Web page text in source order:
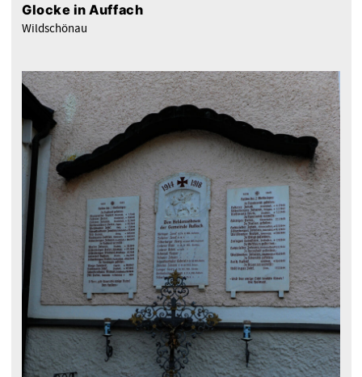
Glocke in Auffach
Wildschönau